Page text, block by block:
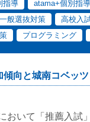
指導 atama+個別指導
般選抜対策 高校入
プログラミング
傾向と城南コベッ
おいて「推薦入試